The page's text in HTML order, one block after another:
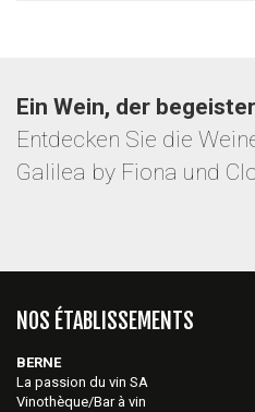
Ein Wein, der
Entdecken Sie die
Galilea by Fiona und
NOS ÉTABLISSEMENTS
BERNE
La passion du vin SA
Vinothèque/Bar à vin